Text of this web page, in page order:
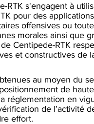
RTK s'engagent à
pour des
offensives ou
morales ainsi que
Centipede-RTK
et constructives de
au moyen du
de
réglementation en
de l’activité
effort.